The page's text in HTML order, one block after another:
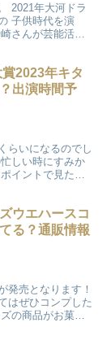
2021年大河ドラ
子供時代を演
さんが芸能活動
2023年キタ
出演時間予
らいになるのでし
しい時にすみか
イントで見た
ウエハースコ
る？通販情報
発売となります！
はぜひコンプした
の商品がお菓子